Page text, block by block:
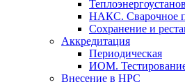
НАКС. Сварочное
Сохранение и
Аккредитация
Периодическая
ИОМ.
Внесение в НРС